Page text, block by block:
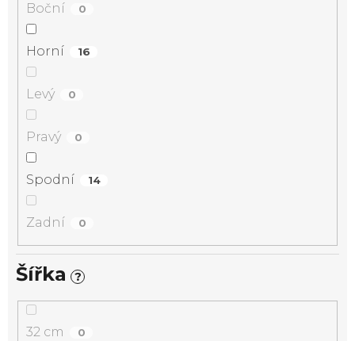
Boční 0
Horní 16
Levý 0
Pravý 0
Spodní 14
Zadní 0
Šířka ?
32 cm 0